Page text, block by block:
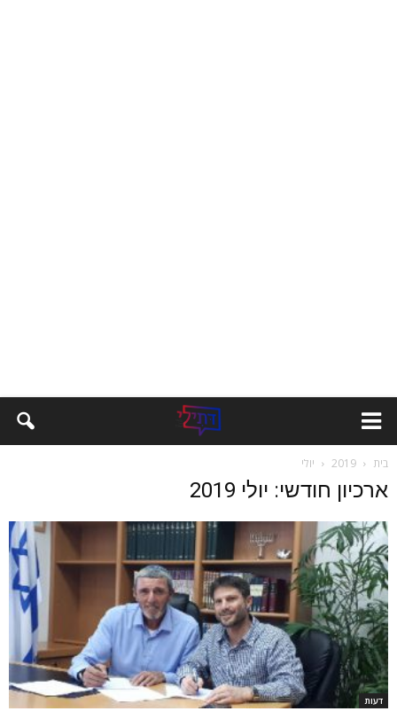
בית 2019 יולי
ארכיון חודשי: יולי 2019
דעות